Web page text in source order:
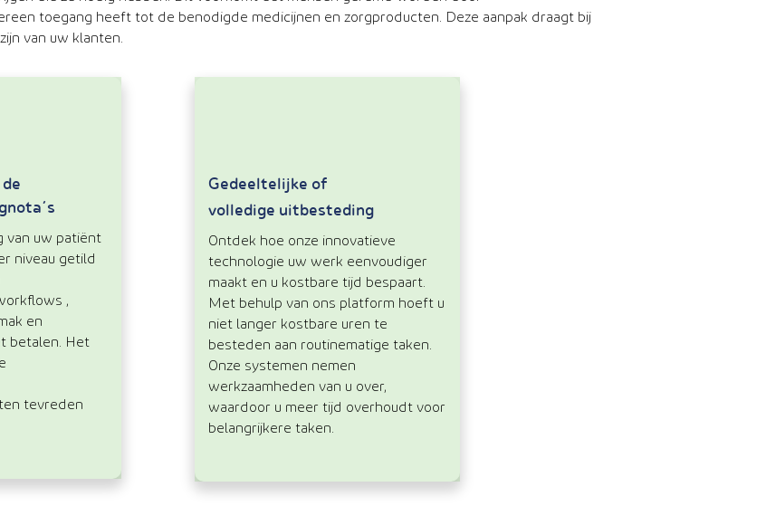
toegang heeft tot de benodigde medicijnen en zorgproducten. Deze aanpak draagt bij
van uw klanten.
van uw patiënt
niveau getild
,
en
betalen. Het
tevreden
Gedeeltelijke of
volledige uitbesteding
Ontdek hoe onze innovatieve
technologie uw werk eenvoudiger
maakt en u kostbare tijd bespaart.
Met behulp van ons platform hoeft u
niet langer kostbare uren te
besteden aan routinematige taken.
Onze systemen nemen
werkzaamheden van u over,
waardoor u meer tijd overhoudt voor
belangrijkere taken.